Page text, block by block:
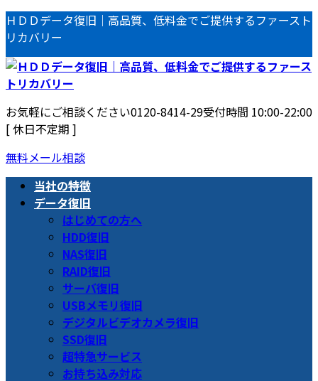
コ
ン
テ
ン
ツ
へ
ス
キ
ッ
プ
ナ
ビ
ゲ
ー
シ
ョ
ン
に
移
動
ＨＤＤデータ復旧｜高品質、低料金でご提供するファースト
リカバリー
お気軽にご相談ください0120-8414-29受付時間 10:00-22:00
[ 休日不定期 ]
無料メール相談
当社の特徴
データ復旧
はじめての方へ
HDD復旧
NAS復旧
RAID復旧
サーバ復旧
USBメモリ復旧
デジタルビデオカメラ復旧
SSD復旧
超特急サービス
お持ち込み対応